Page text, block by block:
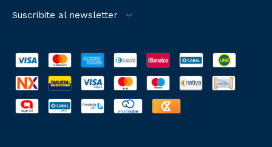
Suscribite al newsletter